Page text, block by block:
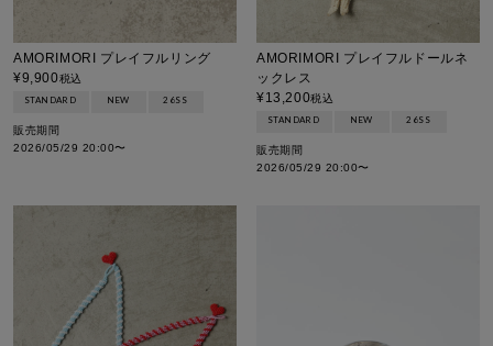
AMORIMORI プレイフルリング
¥9,900税込
STANDARD NEW 26SS
販売期間
2026/05/29 20:00〜
AMORIMORI プレイフルドールネ
ックレス
¥13,200税込
STANDARD NEW 26SS
販売期間
2026/05/29 20:00〜